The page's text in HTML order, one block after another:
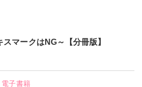
マークはNG～【分冊版】
電子書籍